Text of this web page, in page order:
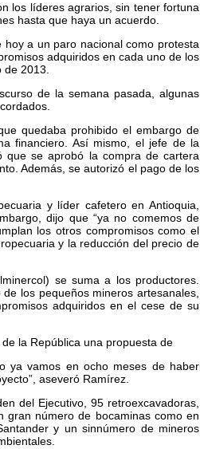
los líderes agrarios, sin tener fortuna
hasta que haya un acuerdo.
a un paro nacional como protesta
adquiridos en cada uno de los
2013.
de la semana pasada, algunas
quedaba prohibido el embargo de
financiero. Así mismo, el jefe de la
que se aprobó la compra de cartera
Además, se autorizó el pago de los
y líder cafetero en Antioquia,
dijo que “ya no comemos de
los otros compromisos como el
y la reducción del precio de
se suma a los productores.
los pequeños mineros artesanales,
adquiridos en el cese de su
la República una propuesta de
ya vamos en ocho meses de haber
aseveró Ramírez.
del Ejecutivo, 95 retroexcavadoras,
gran número de bocaminas como en
y un sinnúmero de mineros